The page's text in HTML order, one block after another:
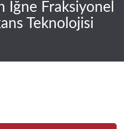
İğne Fraksiyonel
Teknolojisi